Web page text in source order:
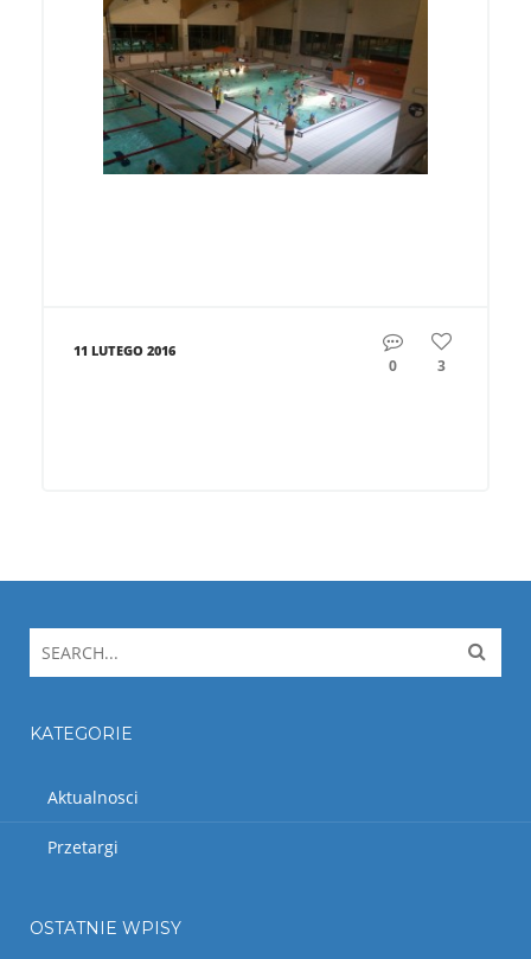
11 LUTEGO 2016
0 3
KATEGORIE
Aktualnosci
Przetargi
OSTATNIE WPISY